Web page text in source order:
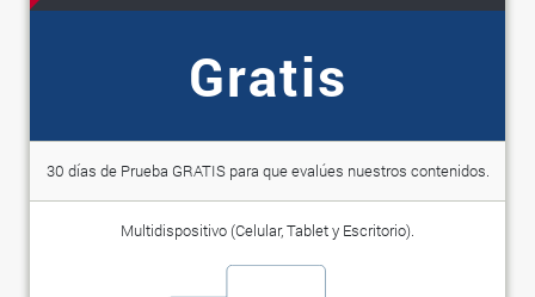
Gratis
30 días de Prueba GRATIS para que evalúes nuestros contenidos.
Multidispositivo (Celular, Tablet y Escritorio).